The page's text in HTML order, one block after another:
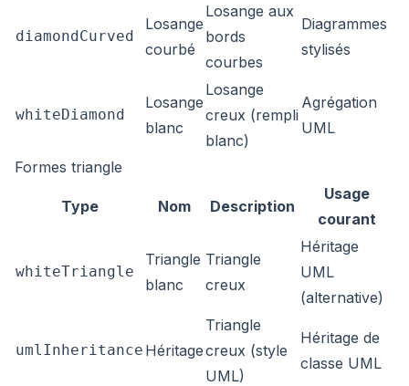
diamondCurved
Losange
courbé
Losange aux
bords
courbes
Diagrammes
stylisés
whiteDiamond
Losange
blanc
Losange
creux (rempli
blanc)
Agrégation
UML
Formes triangle
Type Nom Description
Usage
courant
whiteTriangle
Triangle
blanc
Triangle
creux
Héritage
UML
(alternative)
umlInheritance Héritage
Triangle
creux (style
UML)
Héritage de
classe UML